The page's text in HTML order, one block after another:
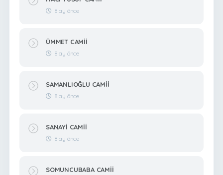
8 ay önce
ÜMMET CAMİİ
8 ay önce
SAMANLIOĞLU CAMİİ
8 ay önce
SANAYİ CAMİİ
8 ay önce
SOMUNCUBABA CAMİİ